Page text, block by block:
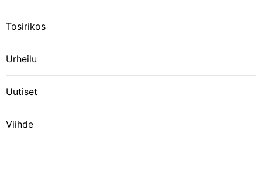
Tosirikos
Urheilu
Uutiset
Viihde